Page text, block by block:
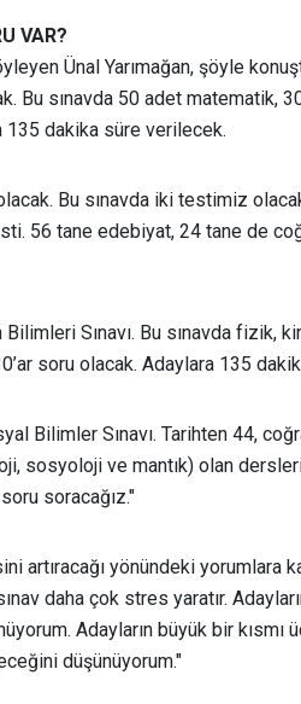
VAR?
Ünal Yarımağan, şöyle
Bu sınavda 50 adet matematik,
135 dakika süre verilecek.
Bu sınavda iki testimiz
56 tane edebiyat, 24 tane de
Bilimleri Sınavı. Bu sınavda fizik,
soru olacak. Adaylara 135
Bilimler Sınavı. Tarihten 44,
sosyoloji ve mantık) olan
soracağız."
artıracağı yönündeki yorumlara
daha çok stres yaratır.
Adayların büyük bir kısmı
düşünüyorum."